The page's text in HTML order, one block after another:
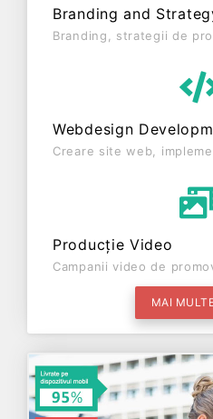
Branding and
Branding, strategii de
Webdesign
Creare site web,
Producție Video
Campanii video de
MAI